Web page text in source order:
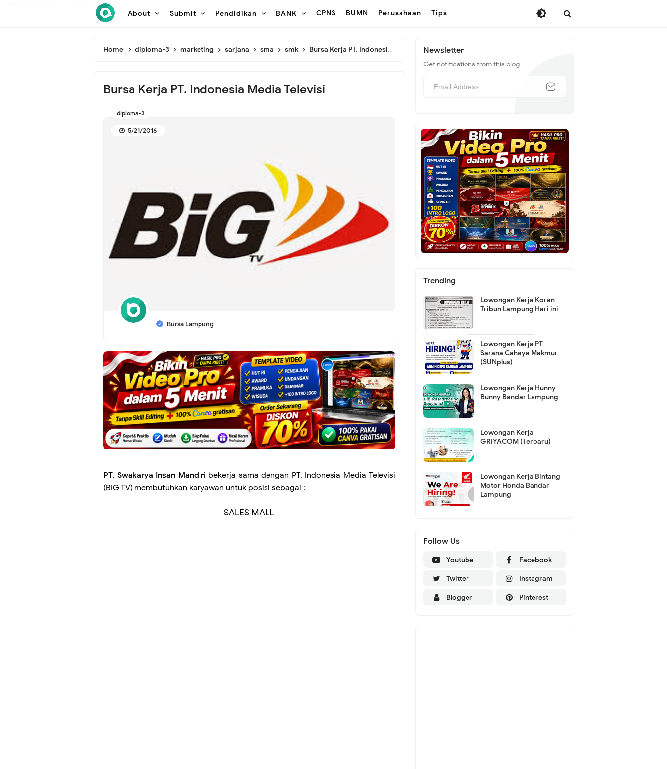
/* ganti br end */
About Submit Pendidikan BANK CPNS BUMN Perusahaan Tips
Home diploma-3 marketing sarjana sma smk Bursa Kerja PT. Indonesia Media Televisi
Bursa Kerja PT. Indonesia Media Televisi
diploma-3
Bursa Lampung
5/21/2016
PT. Swakarya Insan Mandiribekerja sama dengan PT. Indonesia Media Televisi
(BIG TV) membutuhkan karyawan untuk posisi sebagai :
SALES MALL
Newsletter
Get notifications from this blog
Trending
Lowongan Kerja Koran
Tribun Lampung Hari ini
Lowongan Kerja PT
Sarana Cahaya Makmur
(SUNplus)
Lowongan Kerja Hunny
Bunny Bandar Lampung
Lowongan Kerja
GRIYACOM (Terbaru)
Lowongan Kerja Bintang
Motor Honda Bandar
Lampung
Follow Us
Youtube Facebook
Twitter Instagram
Blogger Pinterest